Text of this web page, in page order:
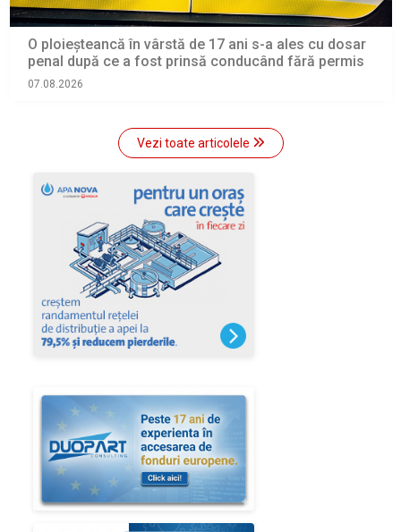
O ploieșteancă în vârstă de 17 ani s-a ales cu dosar
penal după ce a fost prinsă conducând fără permis
07.08.2026
Vezi toate articolele